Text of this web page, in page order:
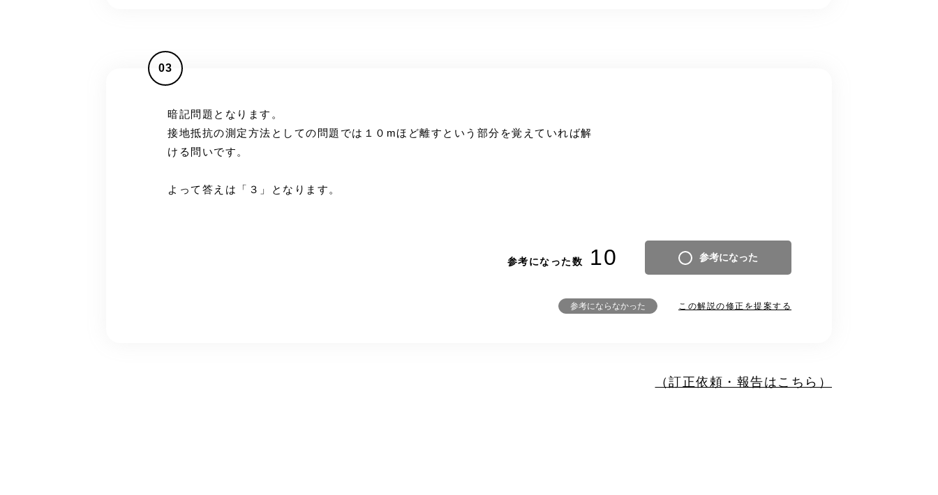
03
暗記問題となります。
接地抵抗の測定方法としての問題では１０mほど離すという部分を覚えていれば解
ける問いです。
よって答えは「３」となります。
参考になった数 10 参考になった
参考にならなかった この解説の修正を提案する
（訂正依頼・報告はこちら）